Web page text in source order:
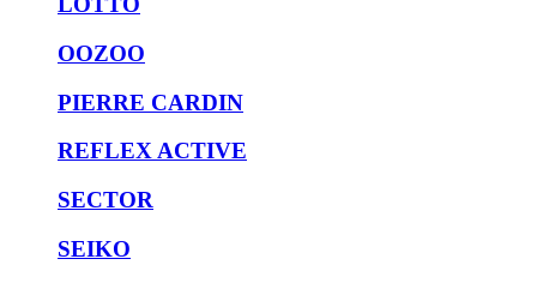
OOZOO
PIERRE CARDIN
REFLEX ACTIVE
SECTOR
SEIKO